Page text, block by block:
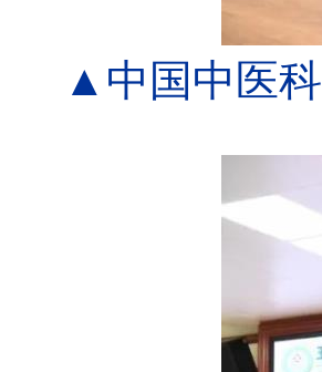
▲中国中医